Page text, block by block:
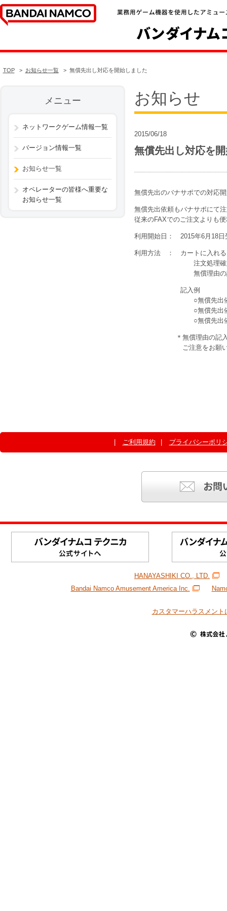
TOP お知らせ一覧 無償先出し対応を開始しました
メニュー
ネットワークゲーム情報一覧
バージョン情報一覧
お知らせ一覧
オペレーターの皆様へ重要な
お知らせ一覧
お知らせ
2015/06/18
無償先出し対応を
無償先出のバナサポでの対応
無償先出依頼もバナサポにて
従来のFAXでのご注文よりも
利用開始日： 2015年6月18日
利用方法 ： カートに入れる
注文処理確定画面の
無償理由の記入を
記入例
○無償先出依頼（保
○無償先出依頼（再
○無償先出依頼（
＊無償理由の記入がな
ご注意をお願いし
ご利用規約 プライバシーポリ
HANAYASHIKI CO., LTD.
Bandai Namco Amusement America Inc.
カスタマーハラスメン